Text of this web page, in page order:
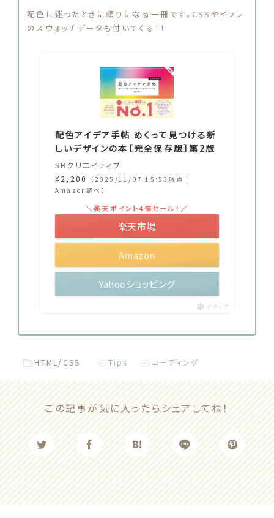
配色に迷ったときに頼りになる一冊です。CSSやイラレ
のスウォッチデータも付いてくる！！
配色アイデア手帖 めくって見つける新
しいデザインの本［完全保存版］第2版
SBクリエイティブ
¥2,200
（2025/11/07 15:53時点 |
Amazon調べ）
Amazon
＼楽天ポイント4倍セール！／
楽天市場
Yahooショッピング
ポチップ
HTML/CSS Tips コーディング
この記事が気に入ったらシェアしてね！